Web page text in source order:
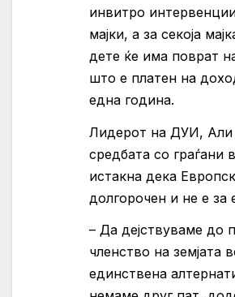
инвитро
мајки, а за секоја
дете ќе има поврат
што е платен на
една година.
Лидерот на ДУИ, Али
средбата со граѓани
истакна дека
долгорочен и не е за
– Да дејствуваме до
членство на земјата
единствена